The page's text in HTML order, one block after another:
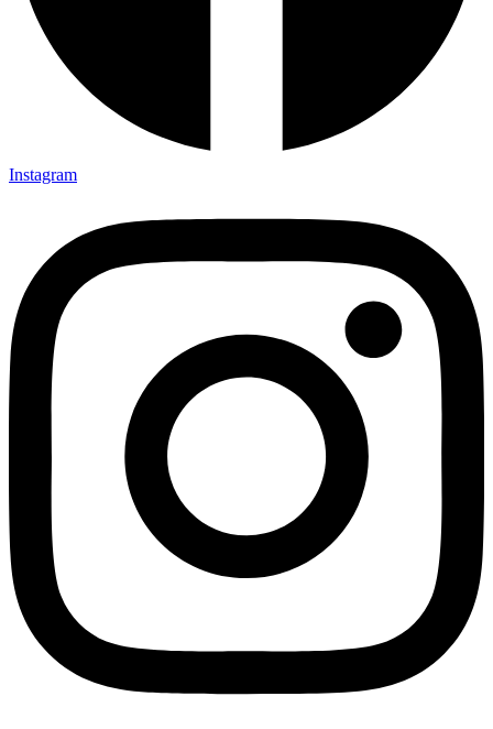
Instagram